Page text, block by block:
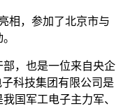
，参加了北京市与
，也是一位来自央企
科技集团有限公司是
国军工电子主力军、